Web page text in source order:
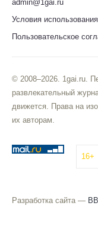
admin@1gai.ru
Условия использования
Пользовательское
© 2008–2026. 1gai.ru.
развлекательный
движется. Права на
их авторам.
16+
Разработка сайта —